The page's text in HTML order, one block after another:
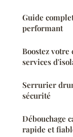
Guide
performant
Boostez votre
services
Serrurier
sécurité
Débouchage
rapide et